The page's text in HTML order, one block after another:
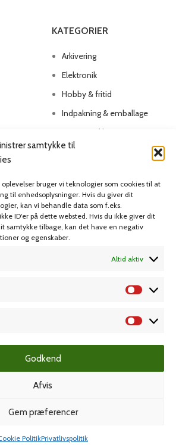
samtykke til
bruger vi teknologier som cookies til at
til enhedsoplysninger. Hvis du giver dit
kan vi behandle data som f.eks.
ID'er på dette websted. Hvis du ikke giver dit
samtykke tilbage, kan det have en negativ
og egenskaber.
Altid aktiv
Godkend
Afvis
Gem præferencer
PolitikPrivatlivspolitik
KATEGORIER
Arkivering
Elektronik
Hobby & fritid
Indpakning & emballage
Kontorartikler
Papirvarer
Spil & lotteri
KUNDESERVICE
Grafisk forlag
Dansk Kartotekfabrik